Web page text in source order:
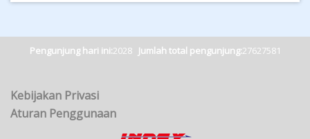
Pengunjung hari ini:2028 Jumlah total pengunjung:27627581
Kebijakan Privasi
Aturan Penggunaan